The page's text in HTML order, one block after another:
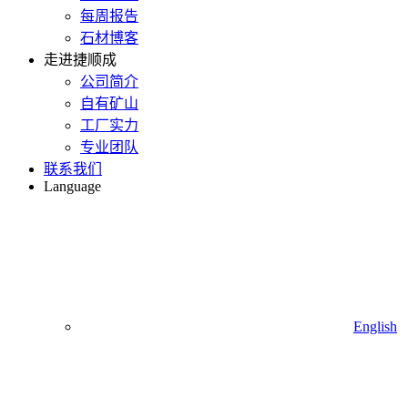
每周报告
石材博客
走进捷顺成
公司简介
自有矿山
工厂实力
专业团队
联系我们
Language
English